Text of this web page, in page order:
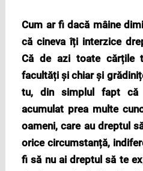
Cum ar fi dacă mâine
că cineva îți interzice
Că de azi toate cărțile
facultăți și chiar și
tu, din simplul fapt că
acumulat prea multe
oameni, care au dreptul
orice circumstanță,
fi să nu ai dreptul să te